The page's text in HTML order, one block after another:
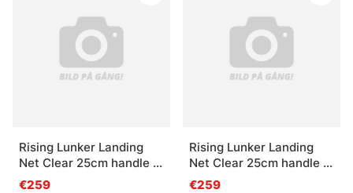
Rising Lunker Landing
Net Clear 25cm handle -
Moss
€259
Rising Lunker Landing
Net Clear 25cm handle -
Stealth
€259